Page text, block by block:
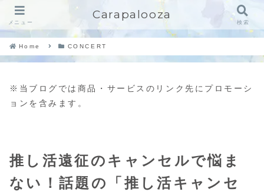
Home CONCERT
推し活遠征のキャンセルで悩ま
ない！話題の「推し活キャンセ
※当ブログでは商品・サービスのリンク先にプロモーシ
ョンを含みます。
メニュー
Carapalooza
検索